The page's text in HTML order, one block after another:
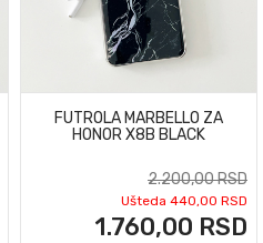
FUTROLA MARBELLO ZA
HONOR X8B BLACK
2.200,00 RSD
Ušteda 440,00 RSD
1.760,00 RSD